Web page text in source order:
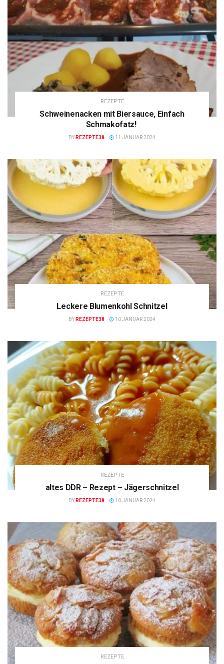
REZEPTE
Schweinenacken mit Biersauce, Einfach
Schmakofatz!
BY REZEPTE38 11 JANUAR 2024
REZEPTE
Leckere Blumenkohl Schnitzel
BY REZEPTE38 10 JANUAR 2024
REZEPTE
altes DDR – Rezept – Jägerschnitzel
BY REZEPTE38 10 JANUAR 2024
REZEPTE